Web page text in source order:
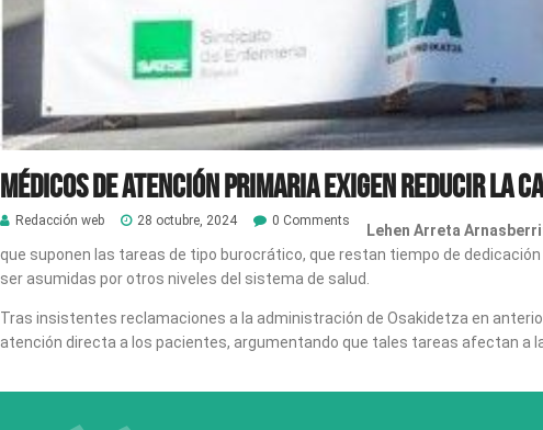
Médicos de Atención Primaria exigen reducir la
Redacción web 28 octubre, 2024 0 Comments
Lehen Arreta
que suponen las tareas de tipo burocrático, que restan tiempo de
ser asumidas por otros niveles del sistema de salud.
Tras insistentes reclamaciones a la administración de Osakidetza en
atención directa a los pacientes, argumentando que tales tareas afectan a